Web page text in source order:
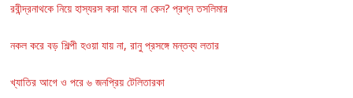
রবীন্দ্রনাথকে নিয়ে হাস্যরস করা যাবে না কেন? প্রশ্ন তসলিমার
নকল করে বড় শিল্পী হওয়া যায় না, রানু প্রসঙ্গে মন্তব্য লতার
খ্যাতির আগে ও পরে ৬ জনপ্রিয় টেলিতারকা